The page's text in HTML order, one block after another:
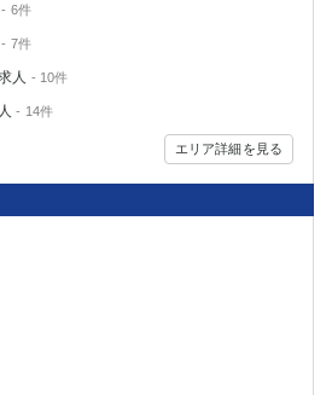
- 6件
- 7件
人 - 10件
- 14件
エリア詳細を見る